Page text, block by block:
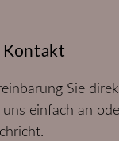
Kontakt
Sie
uns einfach an